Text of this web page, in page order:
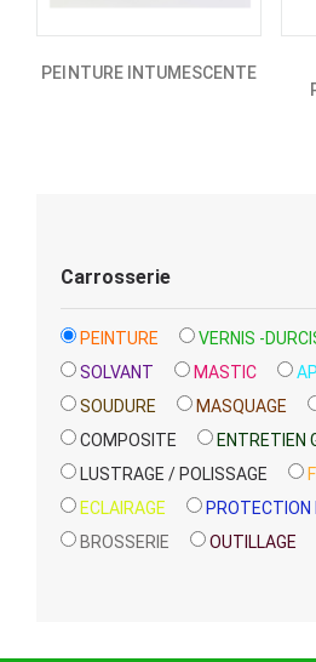
PEINTURE INTUMESCENTE
Carrosserie
PEINTURE
VERNIS -
SOLVANT
MASTIC
SOUDURE
MASQUAGE
COMPOSITE
ENTRETIEN
LUSTRAGE / POLISSAGE
ECLAIRAGE
PROTECTION
BROSSERIE
OUTILLAGE